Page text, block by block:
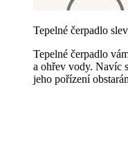
Tepelné čerpadlo
Tepelné čerpadlo
a ohřev vody. Navíc
jeho pořízení